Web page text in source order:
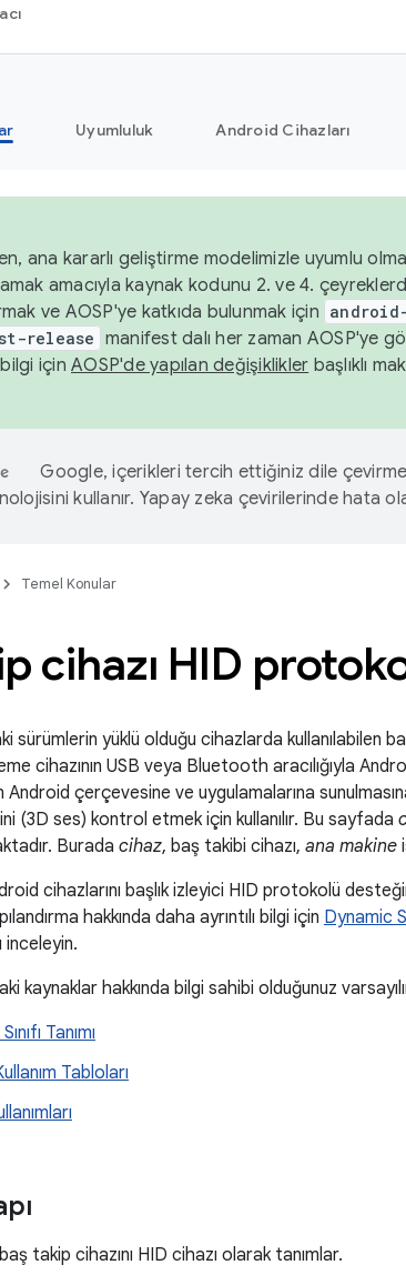
Uyumluluk Android Cihazları
ana kararlı geliştirme modelimizle uyumlu
amacıyla kaynak kodunu 2. ve 4.
ve AOSP'ye katkıda bulunmak için
release manifest dalı her zaman AOSP'ye
için AOSP'de yapılan değişiklikler başlıklı
Google, içerikleri tercih ettiğiniz dile
kullanır. Yapay zeka çevirilerinde hata
Temel Konular
cihazı HID
sürümlerin yüklü olduğu cihazlarda kullanılabilen
cihazının USB veya Bluetooth aracılığıyla
çerçevesine ve uygulamalarına
(3D ses) kontrol etmek için kullanılır. Bu sayfada
Burada cihaz, baş takibi cihazı, ana makine
cihazlarını başlık izleyici HID protokolü
hakkında daha ayrıntılı bilgi için Dynamic
inceleyin.
kaynaklar hakkında bilgi sahibi olduğunuz
Tanımı
Tabloları
takip cihazını HID cihazı olarak tanımlar.